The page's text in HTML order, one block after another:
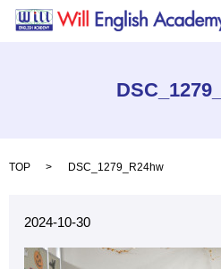
TOP DSC_1279_R24hw
2024-10-30